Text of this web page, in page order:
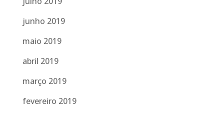
junho 2019
maio 2019
abril 2019
março 2019
fevereiro 2019